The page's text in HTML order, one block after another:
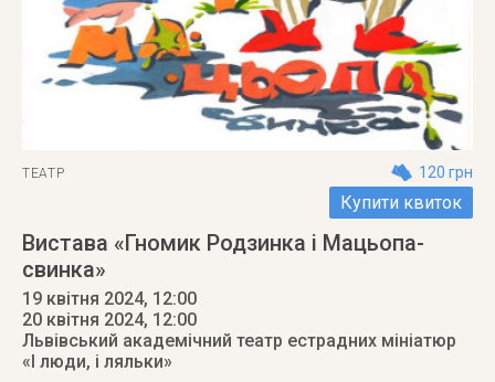
ТЕАТР 120 грн
Купити квиток
Вистава «Гномик Родзинка і Мацьопа-
свинка»
19 квітня 2024, 12:00
20 квітня 2024, 12:00
Львівський академічний театр естрадних мініатюр
«І люди, і ляльки»